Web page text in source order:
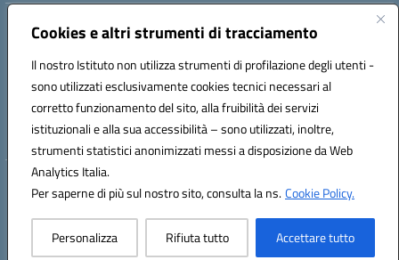
Cookies e altri strumenti di tracciamento
Il nostro Istituto non utilizza strumenti di profilazione degli utenti -
sono utilizzati esclusivamente cookies tecnici necessari al
corretto funzionamento del sito, alla fruibilità dei servizi
istituzionali e alla sua accessibilità – sono utilizzati, inoltre,
strumenti statistici anonimizzati messi a disposizione da Web
Analytics Italia.
Per saperne di più sul nostro sito, consulta la ns.Cookie Policy.
Personalizza Rifiuta tutto Accettare tutto
Indirizzo:VIA S.VITTORIA, 11, 65024 MANOPPELLO (PE)
Posta elettronica certificata (PEC):peic81700n@pec.istruzione.it
Codice fiscale: 91100540680
Codice meccanografico: PEIC81700N
Hosting & Powered by 3D Solution S.r.l.
Concept & Design by Designers Italia